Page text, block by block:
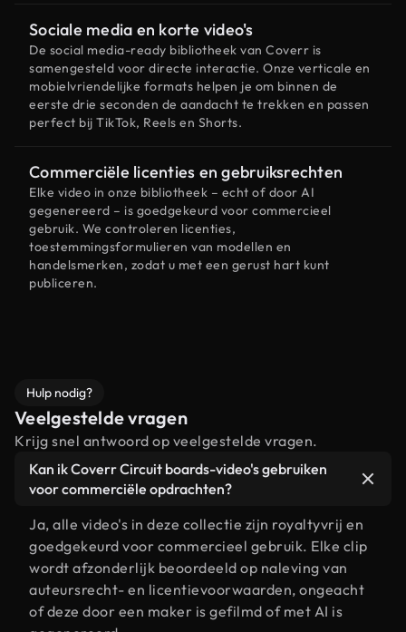
Sociale media en korte video's
De social media-ready bibliotheek van Coverr is
samengesteld voor directe interactie. Onze verticale en
mobielvriendelijke formats helpen je om binnen de
eerste drie seconden de aandacht te trekken en passen
perfect bij TikTok, Reels en Shorts.
Commerciële licenties en gebruiksrechten
Elke video in onze bibliotheek – echt of door AI
gegenereerd – is goedgekeurd voor commercieel
gebruik. We controleren licenties,
toestemmingsformulieren van modellen en
handelsmerken, zodat u met een gerust hart kunt
publiceren.
Hulp nodig?
Veelgestelde vragen
Krijg snel antwoord op veelgestelde vragen.
Kan ik Coverr Circuit boards-video's gebruiken
voor commerciële opdrachten?
Ja, alle video's in deze collectie zijn royaltyvrij en
goedgekeurd voor commercieel gebruik. Elke clip
wordt afzonderlijk beoordeeld op naleving van
auteursrecht- en licentievoorwaarden, ongeacht
of deze door een maker is gefilmd of met AI is